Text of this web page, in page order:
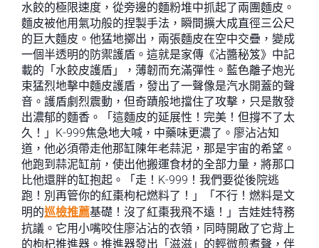
水餃的極限速度，從旁邊的麵粉堆中抓起了兩團麵皮。
麵皮被他用氣功般的捏製手法，瞬間擴大成直徑三公尺
的巨大麵皮。他猛地擲出，兩張麵皮在空中交疊，變成
一個半透明的防禦護盾。這就是家傳《沾醬秘笈》中記
載的「水餃皮護盾」，薄韌而充滿彈性。藍色離子炮光
束猛烈地擊中麵皮護盾，發出了一聲像是汽水開蓋的聲
音。護盾劇烈震動，但奇蹟般地擋住了攻擊，只是散發
出濃郁的麵香。「這麵皮的延展性！完美！但撐不了太
久！」K-999焦急地大喊，中藥味更濃了。廖沾沾知
道，他必須帶走他那缸陳年老蒜泥，那是宇宙的希望。
他跑到蒜泥缸前，使出他搬運食材的全部力量，將那口
比他還胖的缸抱起。「走！K-999！我們要從後院逃
跑！別再管你的紅棗枸杞燃料了！」「不行！燃料是文
明的巡檢推薦基礎！沒了紅棗我飛不遠！」吉娃娃特務
抗議。它用小嘴咬住廖沾沾的衣領，同時開啟了它背上
的枸杞推進器。推進器發出「滋滋」的輕微煎煮聲，伴